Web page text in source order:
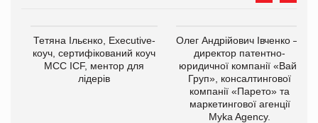
Тетяна Ільєнко, Executive-
коуч, сертифікований коуч
МСС ICF, ментор для
лідерів
Олег Андрійович Івченко —
директор патентно-
юридичної компанії «Вайз
Груп», консалтингової
компанії «Парето» та
маркетингової агенції
Myka Agency.